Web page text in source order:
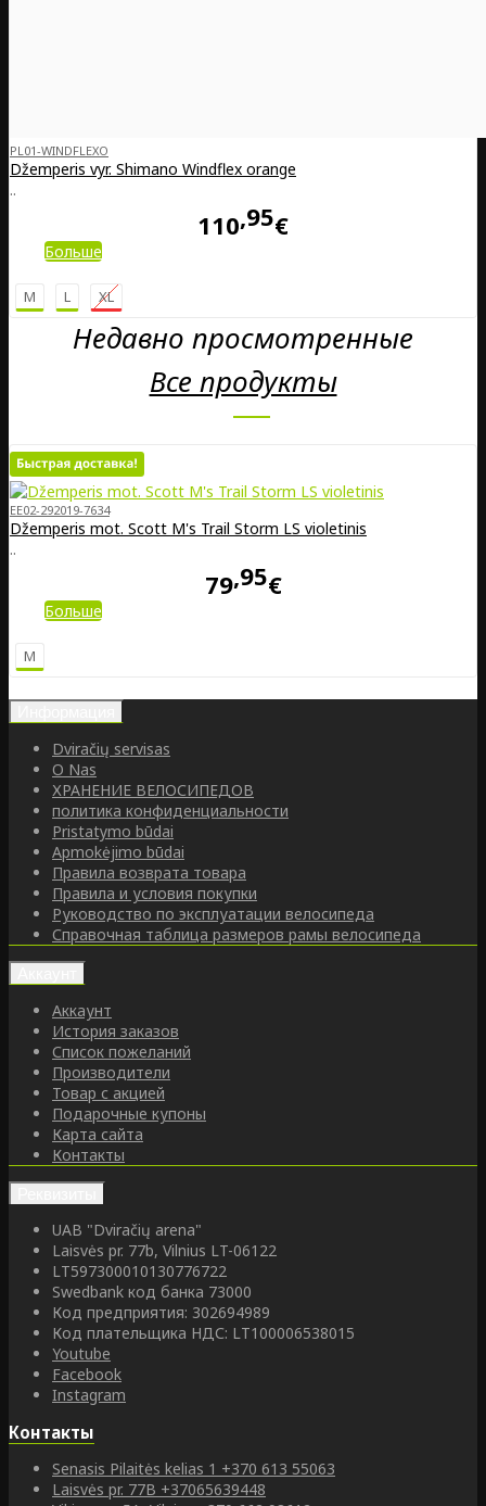
PL01-WINDFLEXO
Džemperis vyr. Shimano Windflex orange
..
110 95€
Больше
M L XL
Недавно просмотренные
Все продукты
EE02-292019-7634
Džemperis mot. Scott M's Trail Storm LS violetinis
..
79 95€
Больше
M
Dviračių servisas
O Nas
ХРАНЕНИЕ ВЕЛОСИПЕДОВ
политика конфиденциальности
Pristatymo būdai
Apmokėjimo būdai
Правила возврата товара
Правила и условия покупки
Руководство по эксплуатации велосипеда
Справочная таблица размеров рамы велосипеда
Аккаунт
История заказов
Список пожеланий
Производители
Товар с акцией
Подарочные купоны
Карта сайта
Контакты
UAB "Dviračių arena"
Laisvės pr. 77b, Vilnius LT-06122
LT597300010130776722
Swedbank код банка 73000
Код предприятия: 302694989
Код плательщика НДС: LT100006538015
Youtube
Facebook
Instagram
Контакты
Senasis Pilaitės kelias 1 +370 613 55063
Laisvės pr. 77B +37065639448